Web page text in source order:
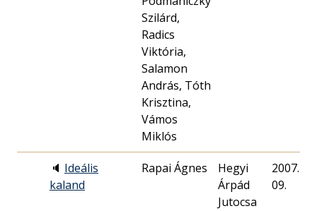
Szilárd,
Radics
Viktória,
Salamon
András, Tóth
Krisztina,
Vámos
Miklós
🔈 Ideális
kaland
Rapai Ágnes
Hegyi
Árpád
Jutocsa
2007. 09.
09.